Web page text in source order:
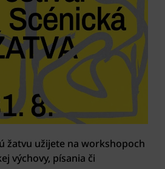
žatvu užijete na workshopoch
výchovy, písania či